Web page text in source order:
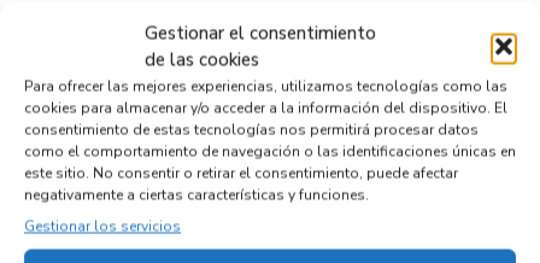
Gestionar el consentimiento
de las cookies
Para ofrecer las mejores experiencias, utilizamos tecnologías como las
cookies para almacenar y/o acceder a la información del dispositivo. El
consentimiento de estas tecnologías nos permitirá procesar datos
como el comportamiento de navegación o las identificaciones únicas en
este sitio. No consentir o retirar el consentimiento, puede afectar
negativamente a ciertas características y funciones.
Gestionar los servicios
combustible
Diesel
Código motor
F1AGL4113
Código cambio